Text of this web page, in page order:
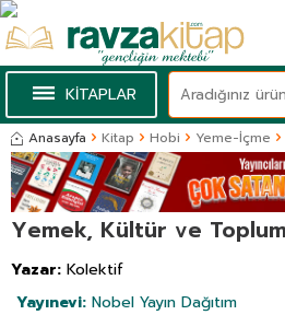
KİTAPLAR
Anasayfa Kitap Hobi Yeme-İçme
Yemek, Kültür ve Toplum
Yazar: Kolektif
Yayınevi: Nobel Yayın Dağıtım